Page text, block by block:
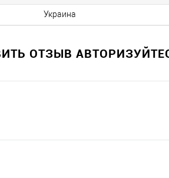
Украина
ОТЗЫВ